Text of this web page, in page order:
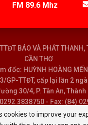
FM 89.6 Mhz
BÁO VÀ PHÁT THANH,
CẦN THƠ
đốc: HUỲNH HOÀNG MẾN
GP-TTĐT, cấp lại lần 2
30/4, P. Tân An, Thành
- Fax: (84)
: baoptth@cantho.gov.vn
cookies to improve your